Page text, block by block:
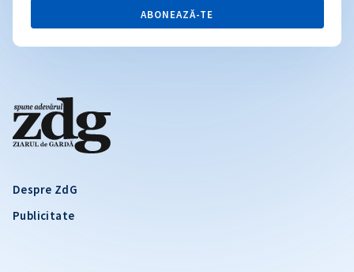
Despre ZdG
Publicitate
ABONEAZĂ-TE